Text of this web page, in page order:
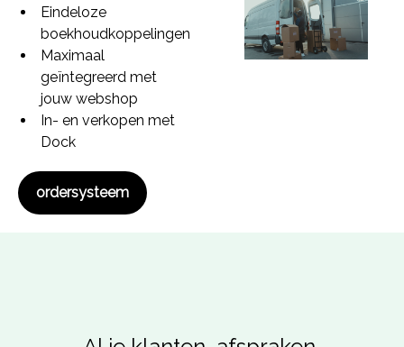
Eindeloze
boekhoudkoppelingen
Maximaal
geïntegreerd met
jouw webshop
In- en verkopen met
Dock
ordersysteem